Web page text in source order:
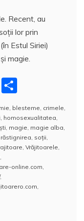
Recent, au
lor prin
Estul Siriei)
magie.
X
a
rt
aj
e
a
ă
blesteme crimele
homosexualitatea
magie magie alba
răstignirea soţii
Vrăjitoarele
online.com
,